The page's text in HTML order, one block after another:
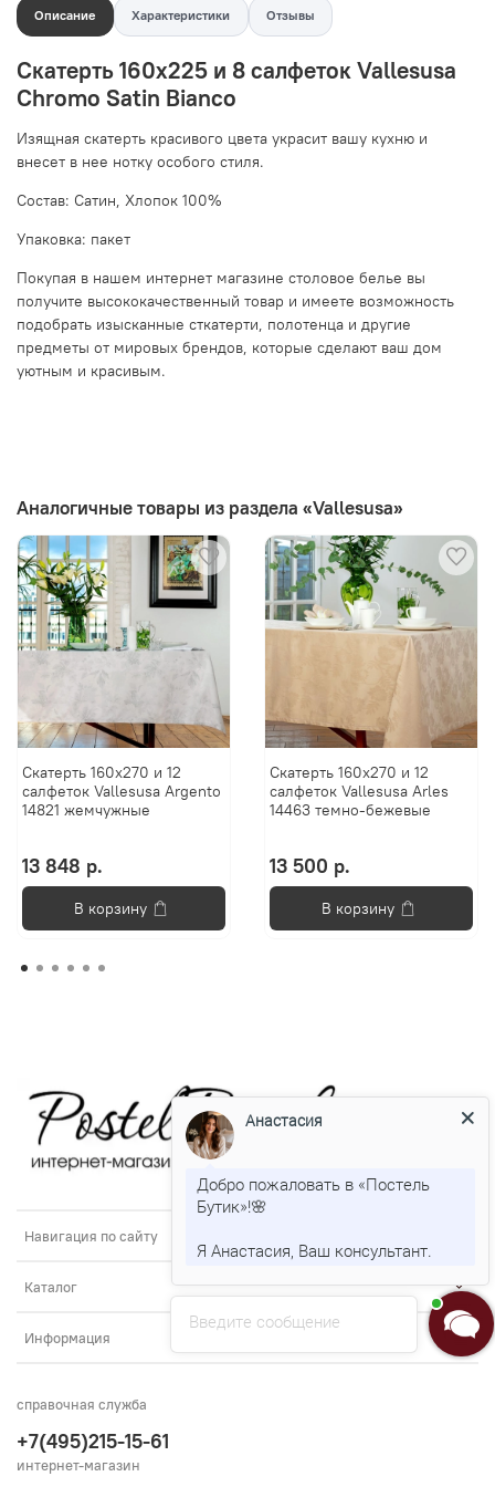
Описание Характеристики Отзывы
Скатерть 160x225 и 8 салфеток Vallesusa
Chromo Satin Bianco
Изящная скатерть красивого цвета украсит вашу кухню и
внесет в нее нотку особого стиля.
Состав: Сатин, Хлопок 100%
Упаковка: пакет
Покупая в нашем интернет магазине столовое белье вы
получите высококачественный товар и имеете возможность
подобрать изысканные сткатерти, полотенца и другие
предметы от мировых брендов, которые сделают ваш дом
уютным и красивым.
Аналогичные товары из раздела «Vallesusa»
Скатерть 160х270 и 12
салфеток Vallesusa Argento
14821 жемчужные
13 848 р.
В корзину
Скатерть 160х270 и 12
салфеток Vallesusa Arles
14463 темно-бежевые
13 500 р.
В корзину
Навигация по сайту
Каталог
Информация
справочная служба
+7(495)215-15-61
интернет-магазин
Введите сообщение
Анастасия
Добро пожаловать в «Постель
Бутик»!🌸
Я Анастасия, Ваш консультант.